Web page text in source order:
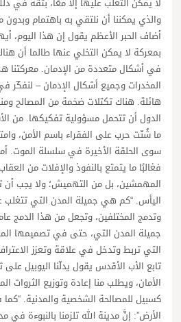
والذي يمكننا أن نلتقي به باهتمام
أضاف الحبر الأعظم يقول إن هذا اليوم،
بمعركة لا يمكن التخلي عنها طالما أن
في أشكال متعددة من الإدمان. معركتنا
المخدرات وجميع أشكال الإدمان – لنفكّر
هائلة. هناك تكتلات ضخمة من المصالح
الدول أن تتحمل مسؤولية تفكيكها. من
ما شُنّت حرب على الفقراء باسم الأمن،
سوى الحلقة الأخيرة في سلسلة الموت.
فغالبًا ما يتمتع بالنفوذ والإفلات من
المهمشين، بل من التهميش؛ ولا يجب أن
اليأس. “كم هي جميلة المدن التي تتغلب
وتدمج المختلفين، وتجعل من هذا الدمج
جميلة المدن التي، حتى في تصميمها
التي تربط وتدخل في علاقة وتعزز
تابع الأب الأقدس يقول يدلّنا اليوبيل على
الأمان، ويطلب منا إعادة وتوزيع الثروات
كسبيل للمصالحة الشخصية والمدنية.
الأرض”: إنَّ مدينة الله تلزمنا بالنبوءة